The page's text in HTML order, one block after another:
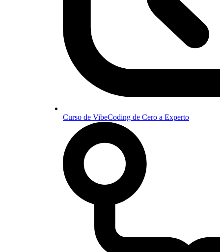
Curso de VibeCoding de Cero a Experto